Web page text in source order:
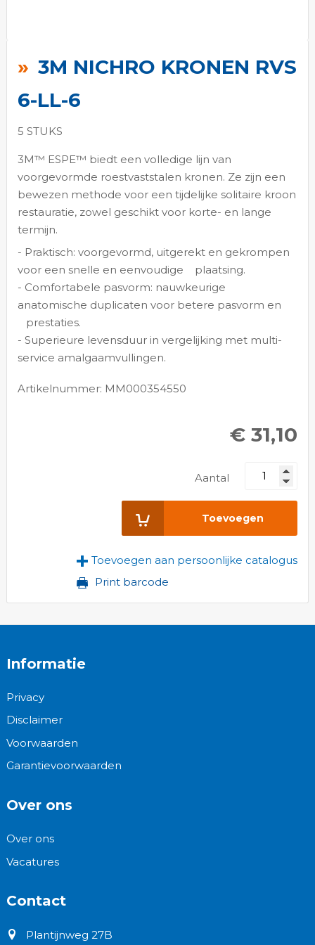
3M NICHRO KRONEN RVS
6-LL-6
5 STUKS
3M™ ESPE™ biedt een volledige lijn van
voorgevormde roestvaststalen kronen. Ze zijn een
bewezen methode voor een tijdelijke solitaire kroon
restauratie, zowel geschikt voor korte- en lange
termijn.
- Praktisch: voorgevormd, uitgerekt en gekrompen
voor een snelle en eenvoudige
plaatsing.
- Comfortabele pasvorm: nauwkeurige
anatomische duplicaten voor betere pasvorm en
prestaties.
- Superieure levensduur in vergelijking met multi-
service amalgaamvullingen.
Artikelnummer: MM000354550
€ 31,10
Aantal
Toevoegen
Toevoegen aan persoonlijke catalogus
Print barcode
het
begin
van
de
gallerij
Informatie
Privacy
Disclaimer
Voorwaarden
Garantievoorwaarden
Over ons
Over ons
Vacatures
Contact
Plantijnweg 27B